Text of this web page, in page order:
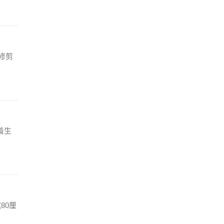
剪
生
厘